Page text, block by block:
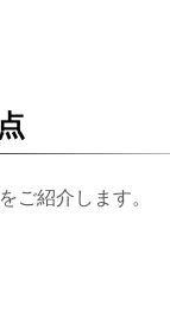
ご紹介します。